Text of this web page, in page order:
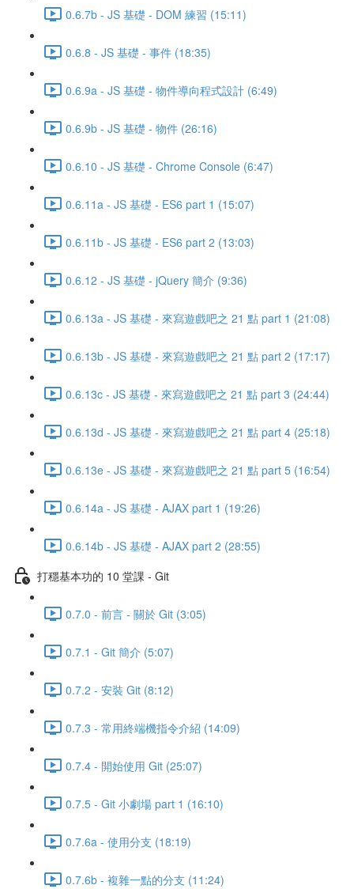
0.6.7b - JS 基礎 - DOM 練習 (15:11)
0.6.8 - JS 基礎 - 事件 (18:35)
0.6.9a - JS 基礎 - 物件導向程式設計 (6:49)
0.6.9b - JS 基礎 - 物件 (26:16)
0.6.10 - JS 基礎 - Chrome Console (6:47)
0.6.11a - JS 基礎 - ES6 part 1 (15:07)
0.6.11b - JS 基礎 - ES6 part 2 (13:03)
0.6.12 - JS 基礎 - jQuery 簡介 (9:36)
0.6.13a - JS 基礎 - 來寫遊戲吧之 21 點 part 1 (21:08)
0.6.13b - JS 基礎 - 來寫遊戲吧之 21 點 part 2 (17:17)
0.6.13c - JS 基礎 - 來寫遊戲吧之 21 點 part 3 (24:44)
0.6.13d - JS 基礎 - 來寫遊戲吧之 21 點 part 4 (25:18)
0.6.13e - JS 基礎 - 來寫遊戲吧之 21 點 part 5 (16:54)
0.6.14a - JS 基礎 - AJAX part 1 (19:26)
0.6.14b - JS 基礎 - AJAX part 2 (28:55)
打穩基本功的 10 堂課 - Git
0.7.0 - 前言 - 關於 Git (3:05)
0.7.1 - Git 簡介 (5:07)
0.7.2 - 安裝 Git (8:12)
0.7.3 - 常用終端機指令介紹 (14:09)
0.7.4 - 開始使用 Git (25:07)
0.7.5 - Git 小劇場 part 1 (16:10)
0.7.6a - 使用分支 (18:19)
0.7.6b - 複雜一點的分支 (11:24)